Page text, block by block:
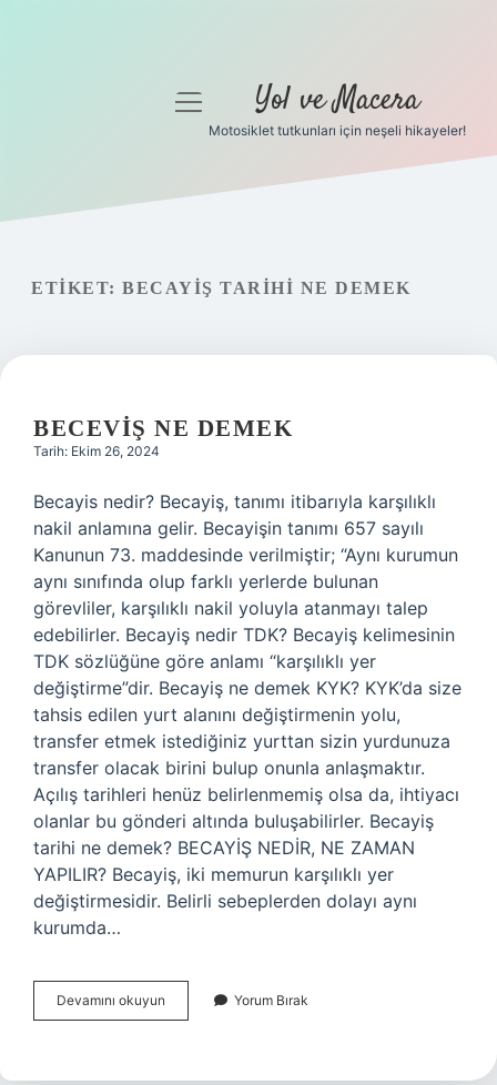
Gizlilik Politikası
menüyü
Yol ve Macera
Motosiklet tutkunları için neşeli hikayeler!
ETIKET: BECAYIŞ TARIHI NE DEMEK
BECEVIŞ NE DEMEK
Tarih: Ekim 26, 2024
Becayis nedir? Becayiş, tanımı itibarıyla karşılıklı
nakil anlamına gelir. Becayişin tanımı 657 sayılı
Kanunun 73. maddesinde verilmiştir; “Aynı kurumun
aynı sınıfında olup farklı yerlerde bulunan
görevliler, karşılıklı nakil yoluyla atanmayı talep
edebilirler. Becayiş nedir TDK? Becayiş kelimesinin
TDK sözlüğüne göre anlamı “karşılıklı yer
değiştirme”dir. Becayiş ne demek KYK? KYK’da size
tahsis edilen yurt alanını değiştirmenin yolu,
transfer etmek istediğiniz yurttan sizin yurdunuza
transfer olacak birini bulup onunla anlaşmaktır.
Açılış tarihleri ​​henüz belirlenmemiş olsa da, ihtiyacı
olanlar bu gönderi altında buluşabilirler. Becayiş
tarihi ne demek? BECAYİŞ NEDİR, NE ZAMAN
YAPILIR? Becayiş, iki memurun karşılıklı yer
değiştirmesidir. Belirli sebeplerden dolayı aynı
kurumda…
Devamını okuyun
Ne
Yorum Bırak